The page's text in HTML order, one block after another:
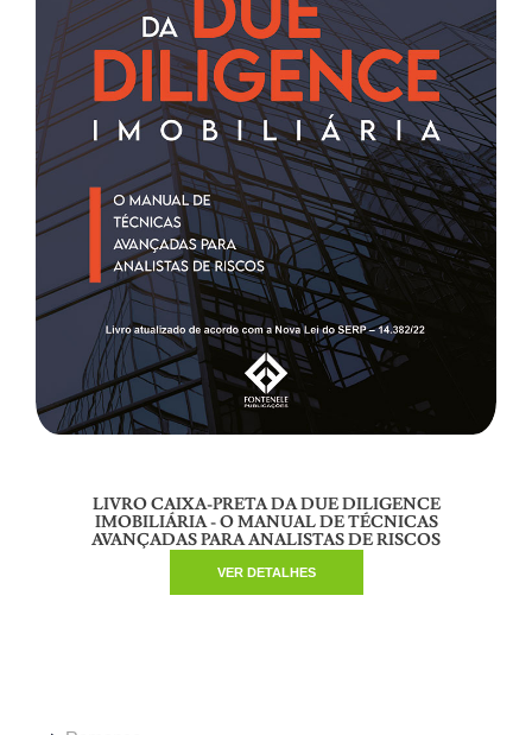
LIVRO CAIXA-PRETA DA DUE DILIGENCE
IMOBILIÁRIA - O MANUAL DE TÉCNICAS
AVANÇADAS PARA ANALISTAS DE RISCOS
VER DETALHES